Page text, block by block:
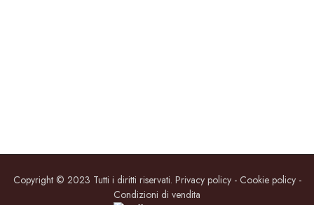
Copyright © 2023 Tutti i diritti riservati. Privacy policy - Cookie policy -
Condizioni di vendita